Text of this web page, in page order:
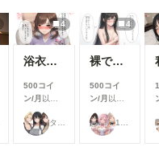
4
浴衣で性行為を楽しむタワマン妻【柳井由花】編
500コイ
ン/月 以上
支援すると
見ることが
できます
タワマン妻
4
裸でスポンサーを接待するアイドル【景清帆乃歌】編
500コイ
ン/月 以上
支援すると
見ることが
できます
17時からはアイドル！